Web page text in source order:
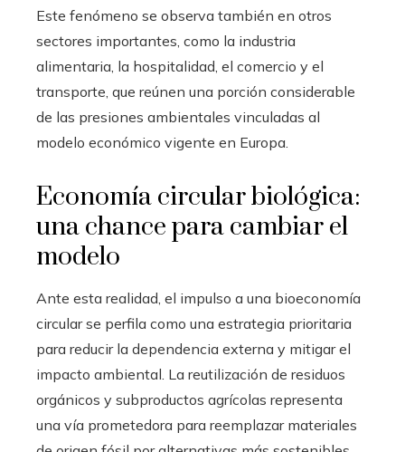
Este fenómeno se observa también en otros
sectores importantes, como la industria
alimentaria, la hospitalidad, el comercio y el
transporte, que reúnen una porción considerable
de las presiones ambientales vinculadas al
modelo económico vigente en Europa.
Economía circular biológica:
una chance para cambiar el
modelo
Ante esta realidad, el impulso a una bioeconomía
circular se perfila como una estrategia prioritaria
para reducir la dependencia externa y mitigar el
impacto ambiental. La reutilización de residuos
orgánicos y subproductos agrícolas representa
una vía prometedora para reemplazar materiales